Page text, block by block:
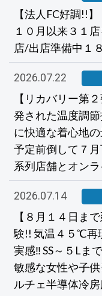
【法人FC好調!!
１０月以来３１
店/出店準備中１
2026.07.22
【リカバリー第
発された温度調
に快適な着心地
予定前倒して７
系列店舗とオン
2026.07.14
【８月１４日ま
験!! 気温４５℃再
実感‼ SS～５Lま
敏感な女性や子
ルチェ半導体冷房